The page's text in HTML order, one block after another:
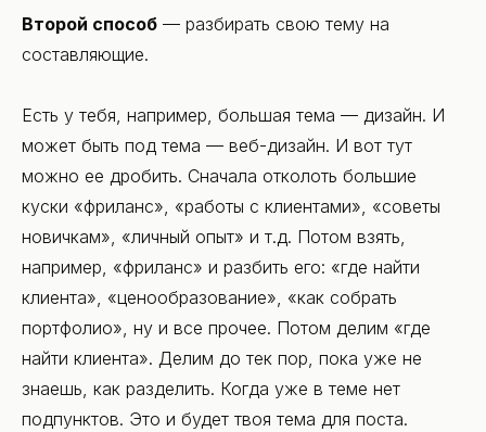
Второй способ — разбирать свою тему на
составляющие.
Есть у тебя, например, большая тема — дизайн. И
может быть под тема — веб-дизайн. И вот тут
можно ее дробить. Сначала отколоть большие
куски «фриланс», «работы с клиентами», «советы
новичкам», «личный опыт» и т.д. Потом взять,
например, «фриланс» и разбить его: «где найти
клиента», «ценообразование», «как собрать
портфолио», ну и все прочее. Потом делим «где
найти клиента». Делим до тек пор, пока уже не
знаешь, как разделить. Когда уже в теме нет
подпунктов. Это и будет твоя тема для поста.